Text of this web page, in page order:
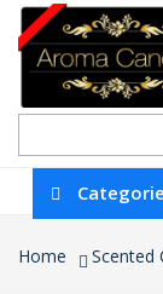
Home Scented